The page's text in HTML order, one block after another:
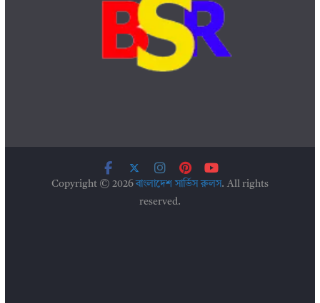
Copyright © 2026বাংলাদেশ সার্ভিস রুলস. All rights
reserved.